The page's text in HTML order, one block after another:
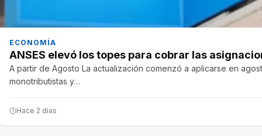
ECONOMÍA
ANSES elevó los topes para cobrar las
A partir de Agosto La actualización comenzó a aplicarse en
monotributistas y…
Hace 2 días